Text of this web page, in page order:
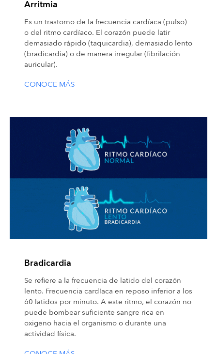
Arritmia
Es un trastorno de la frecuencia cardíaca (pulso)
o del ritmo cardíaco. El corazón puede latir
demasiado rápido (taquicardia), demasiado lento
(bradicardia) o de manera irregular (fibrilación
auricular).
CONOCE MÁS
Bradicardia
Se refiere a la frecuencia de latido del corazón
lento. Frecuencia cardíaca en reposo inferior a los
60 latidos por minuto. A este ritmo, el corazón no
puede bombear suficiente sangre rica en
oxigeno hacia el organismo o durante una
actividad física.